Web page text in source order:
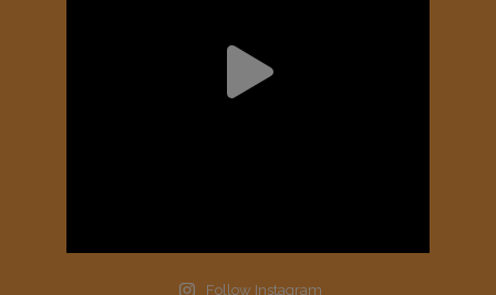
Follow Instagram